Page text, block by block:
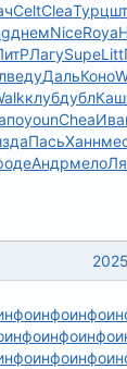
CeltCleaТурц
днемNiceRoya
ЛагуSupeLitt
ведуДальКоно
клубдубл
younChea
ПасьХанн
Андрмело
инфоинфо
инфоинфоинфо
инфоинфо